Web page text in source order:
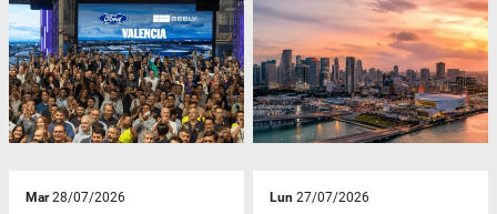
Mar28/07/2026 Lun 27/07/2026